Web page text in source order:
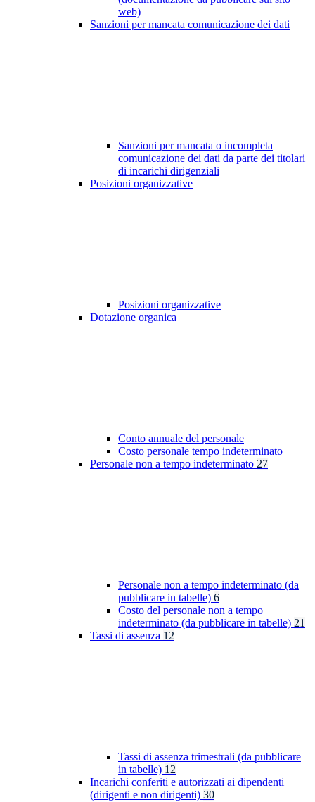
web)
Sanzioni per mancata comunicazione dei dati
Sanzioni per mancata o incompleta
comunicazione dei dati da parte dei titolari
di incarichi dirigenziali
Posizioni organizzative
Posizioni organizzative
Dotazione organica
Conto annuale del personale
Costo personale tempo indeterminato
Personale non a tempo indeterminato 27
Personale non a tempo indeterminato (da
pubblicare in tabelle) 6
Costo del personale non a tempo
indeterminato (da pubblicare in tabelle) 21
Tassi di assenza 12
Tassi di assenza trimestrali (da pubblicare
in tabelle) 12
Incarichi conferiti e autorizzati ai dipendenti
(dirigenti e non dirigenti) 30